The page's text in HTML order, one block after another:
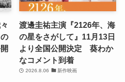
渡邊圭祐主演『2126年、海
の星をさがして』11月13日
より全国公開決定 葵わか
なコメント到着
2026.8.06 新作映画